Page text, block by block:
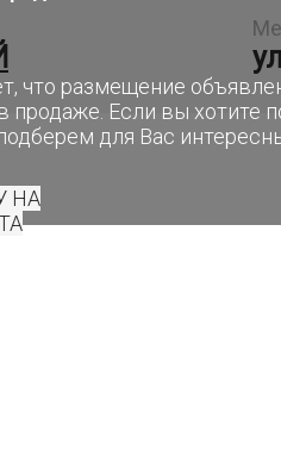
что размещение
Если вы хотите
для Вас
НА